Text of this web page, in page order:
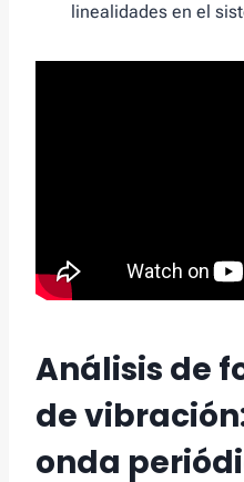
linealidades en el
Análisis de
de
onda